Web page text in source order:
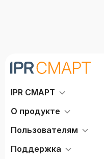
IPR СМАРТ
О продукте
Пользователям
Поддержка